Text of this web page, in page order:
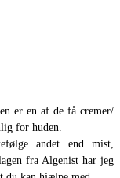
er en af de få cremer/
for huden.
andet end mist,
fra Algenist har jeg